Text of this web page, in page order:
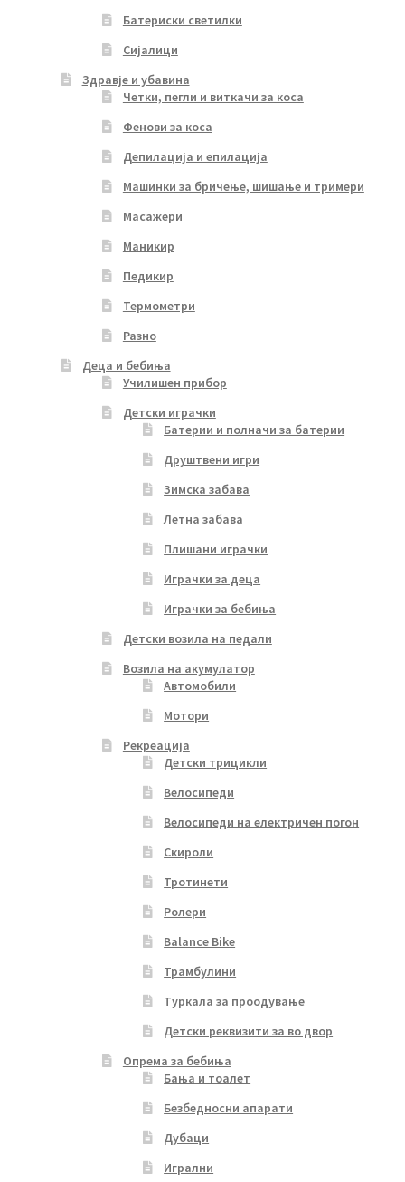
Батериски светилки
Сијалици
Здравје и убавина
Четки, пегли и виткачи за коса
Фенови за коса
Депилација и епилација
Машинки за бричење, шишање и тримери
Масажери
Маникир
Педикир
Термометри
Разно
Деца и бебиња
Училишен прибор
Детски играчки
Батерии и полначи за батерии
Друштвени игри
Зимска забава
Летна забава
Плишани играчки
Играчки за деца
Играчки за бебиња
Детски возила на педали
Возила на акумулатор
Автомобили
Мотори
Рекреација
Детски трицикли
Велосипеди
Велосипеди на електричен погон
Скироли
Тротинети
Ролери
Balance Bike
Трамбулини
Туркала за проодување
Детски реквизити за во двор
Опрема за бебиња
Бања и тоалет
Безбедносни апарати
Дубаци
Игрални